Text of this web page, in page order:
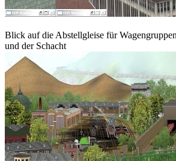
Blick auf die Abstellgleise für
und der Schacht